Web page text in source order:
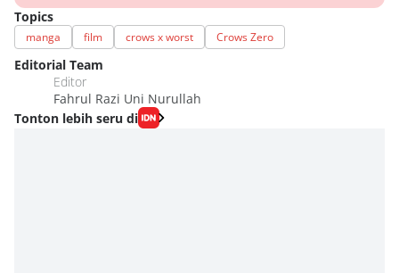
Topics
manga film crows x worst Crows Zero
Editorial Team
Editor
Fahrul Razi Uni Nurullah
Tonton lebih seru di